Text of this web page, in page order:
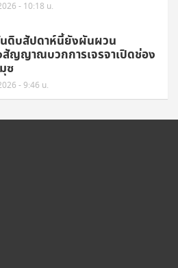
- 10:18 น.
นดิบสัปดาห์นี้ยังผันผวน
สัญญาณบวกการเจรจาเปิดช่อง
ซ
- 9:46 น.